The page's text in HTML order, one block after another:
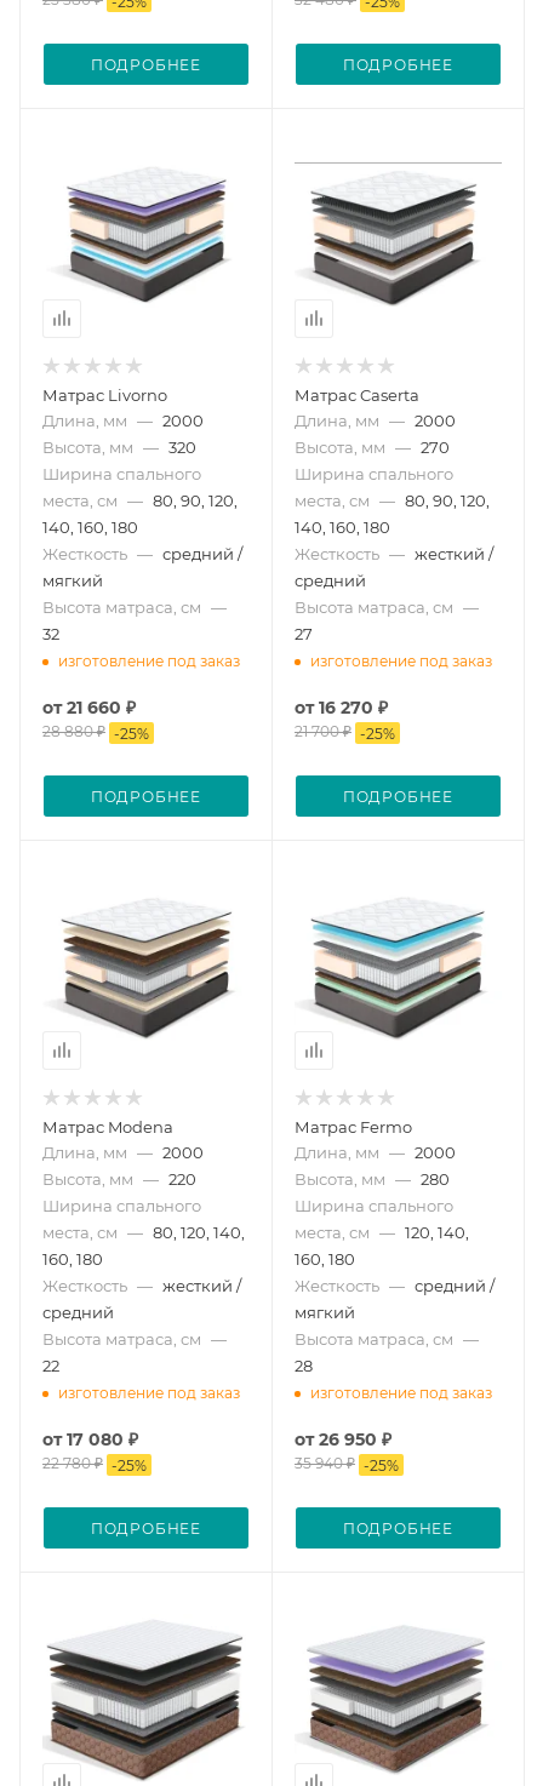
ПОДРОБНЕЕ ПОДРОБНЕЕ
Матрас Livorno
Длина, мм — 2000
Высота, мм — 320
Ширина спального
места, см — 80, 90, 120,
140, 160, 180
Жесткость — средний /
мягкий
Высота матраса, см —
32
изготовление под заказ
от21 660 ₽
28 880 ₽ -25%
ПОДРОБНЕЕ
Матрас Caserta
Длина, мм — 2000
Высота, мм — 270
Ширина спального
места, см — 80, 90, 120,
140, 160, 180
Жесткость — жесткий /
средний
Высота матраса, см —
27
изготовление под заказ
от16 270 ₽
21 700 ₽ -25%
ПОДРОБНЕЕ
Матрас Modena
Длина, мм — 2000
Высота, мм — 220
Ширина спального
места, см — 80, 120, 140,
160, 180
Жесткость — жесткий /
средний
Высота матраса, см —
22
изготовление под заказ
от17 080 ₽
22 780 ₽ -25%
ПОДРОБНЕЕ
Матрас Fermo
Длина, мм — 2000
Высота, мм — 280
Ширина спального
места, см — 120, 140,
160, 180
Жесткость — средний /
мягкий
Высота матраса, см —
28
изготовление под заказ
от26 950 ₽
35 940 ₽ -25%
ПОДРОБНЕЕ